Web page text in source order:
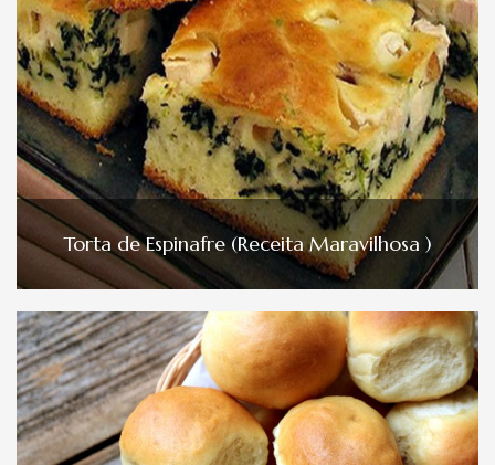
Torta de Espinafre (Receita Maravilhosa )